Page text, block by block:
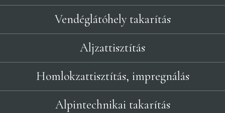
Vendéglátóhely takarítás
Aljzattisztítás
Homlokzattisztítás, impregnálás
Alpintechnikai takarítás